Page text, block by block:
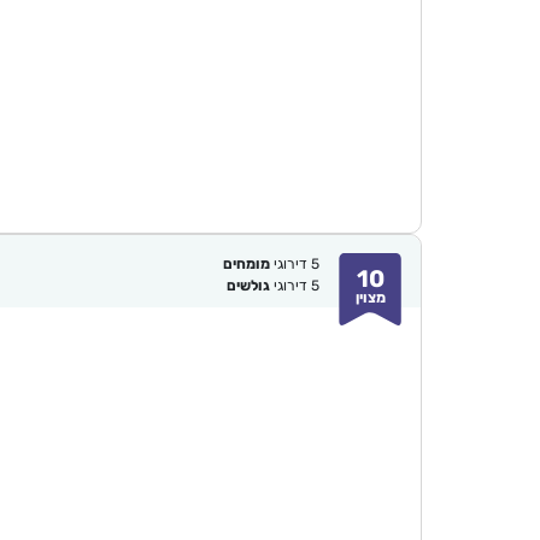
10
מצוין
5 דירוגימומחים
5 דירוגיגולשים